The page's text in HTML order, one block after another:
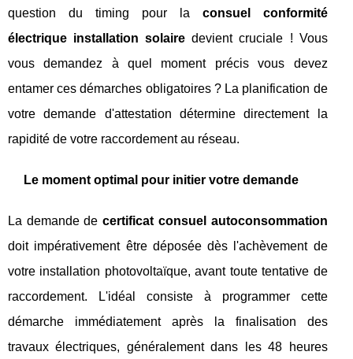
question du timing pour la consuel conformité
électrique installation solaire devient cruciale ! Vous
vous demandez à quel moment précis vous devez
entamer ces démarches obligatoires ? La planification de
votre demande d'attestation détermine directement la
rapidité de votre raccordement au réseau.
Le moment optimal pour initier votre demande
La demande decertificat consuel autoconsommation
doit impérativement être déposée dès l'achèvement de
votre installation photovoltaïque, avant toute tentative de
raccordement. L'idéal consiste à programmer cette
démarche immédiatement après la finalisation des
travaux électriques, généralement dans les 48 heures